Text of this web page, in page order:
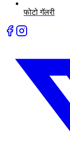
फोटो गॅलरी